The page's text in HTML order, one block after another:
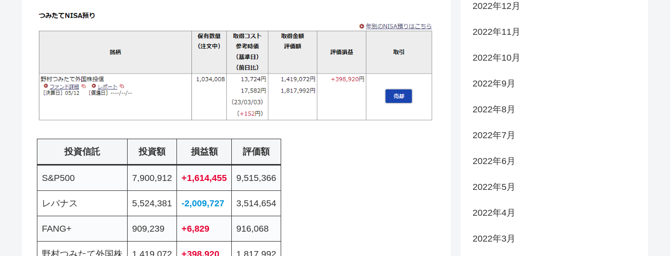
投資信託 投資額 損益額 評価額
S&P500 7,900,912 +1,614,455 9,515,366
レバナス 5,524,381 -2,009,727 3,514,654
FANG+ 909,239 +6,829 916,068
野村つみたて外国株 1,419,072 +398,920 1,817,992
2022年12月
2022年11月
2022年10月
2022年9月
2022年8月
2022年7月
2022年6月
2022年5月
2022年4月
2022年3月